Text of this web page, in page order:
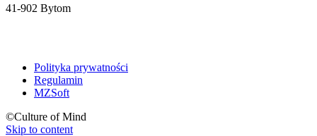
41-902 Bytom
Polityka prywatności
Regulamin
MZSoft
©Culture of Mind
Skip to content